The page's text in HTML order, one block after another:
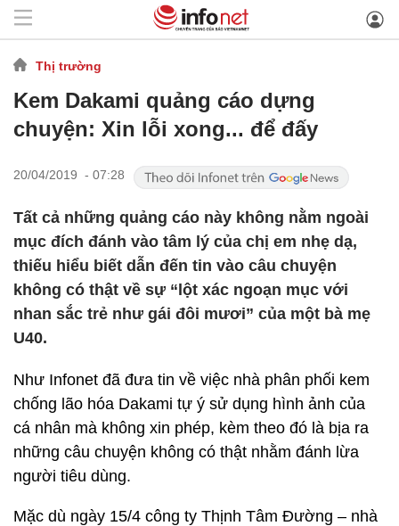
Thị trường
Kem Dakami quảng cáo dựng
chuyện: Xin lỗi xong... để đấy
20/04/2019 - 07:28
Tất cả những quảng cáo này không nằm ngoài
mục đích đánh vào tâm lý của chị em nhẹ dạ,
thiếu hiểu biết dẫn đến tin vào câu chuyện
không có thật về sự “lột xác ngoạn mục với
nhan sắc trẻ như gái đôi mươi” của một bà mẹ
U40.
Như Infonet đã đưa tin về việc nhà phân phối kem
chống lão hóa Dakami tự ý sử dụng hình ảnh của
cá nhân mà không xin phép, kèm theo đó là bịa ra
những câu chuyện không có thật nhằm đánh lừa
người tiêu dùng.
Mặc dù ngày 15/4 công ty Thịnh Tâm Đường – nhà